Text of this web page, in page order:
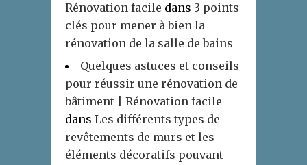
Rénovation facile dans 3 points
clés pour mener à bien la
rénovation de la salle de bains
Quelques astuces et conseils
pour réussir une rénovation de
bâtiment | Rénovation facile
dans Les différents types de
revêtements de murs et les
éléments décoratifs pouvant